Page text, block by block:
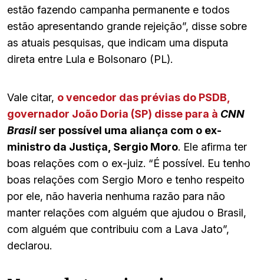
estão fazendo campanha permanente e todos
estão apresentando grande rejeição”, disse sobre
as atuais pesquisas, que indicam uma disputa
direta entre Lula e Bolsonaro (PL).
Vale citar, o vencedor das prévias do PSDB,
governador João Doria (SP) disse para à CNN
Brasilser possível uma aliança com o ex-
ministro da Justiça, Sergio Moro. Ele afirma ter
boas relações com o ex-juiz. “É possível. Eu tenho
boas relações com Sergio Moro e tenho respeito
por ele, não haveria nenhuma razão para não
manter relações com alguém que ajudou o Brasil,
com alguém que contribuiu com a Lava Jato”,
declarou.